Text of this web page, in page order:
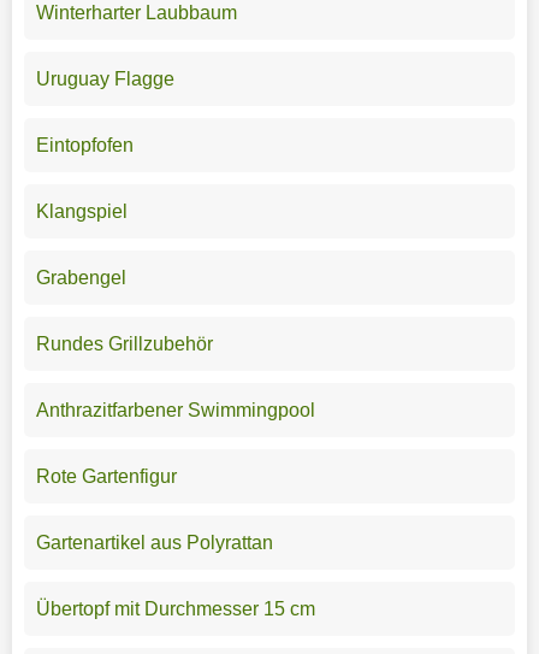
Winterharter Laubbaum
Uruguay Flagge
Eintopfofen
Klangspiel
Grabengel
Rundes Grillzubehör
Anthrazitfarbener Swimmingpool
Rote Gartenfigur
Gartenartikel aus Polyrattan
Übertopf mit Durchmesser 15 cm